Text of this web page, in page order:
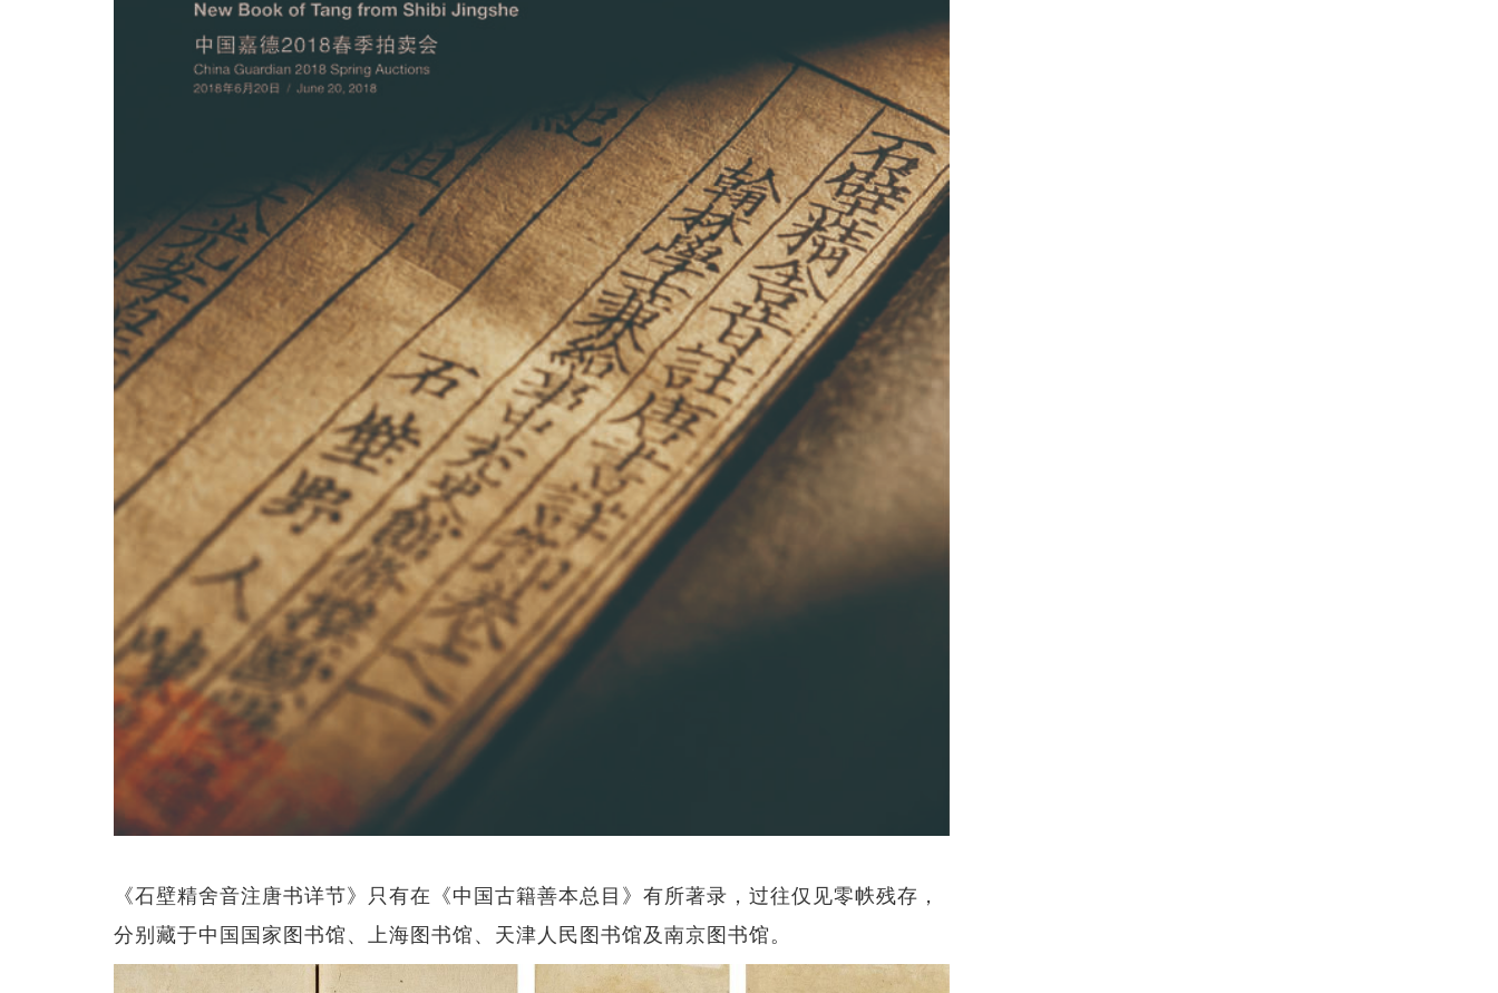
《石壁精舍音注唐书详节》只有在《中国古籍善本总目》有所著录，过往仅见零帙残存，
分别藏于中国国家图书馆、上海图书馆、天津人民图书馆及南京图书馆。